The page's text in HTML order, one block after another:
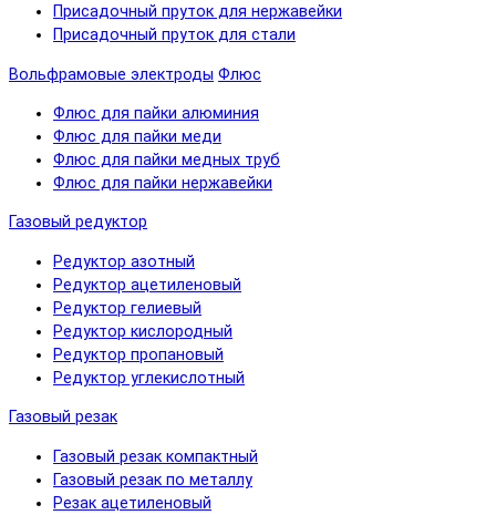
Присадочный пруток для нержавейки
Присадочный пруток для стали
Вольфрамовые электроды Флюс
Флюс для пайки алюминия
Флюс для пайки меди
Флюс для пайки медных труб
Флюс для пайки нержавейки
Газовый редуктор
Редуктор азотный
Редуктор ацетиленовый
Редуктор гелиевый
Редуктор кислородный
Редуктор пропановый
Редуктор углекислотный
Газовый резак
Газовый резак компактный
Газовый резак по металлу
Резак ацетиленовый